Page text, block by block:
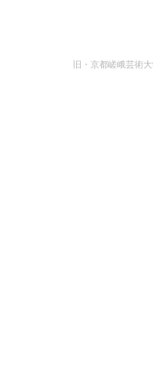
旧・京都嵯峨芸術